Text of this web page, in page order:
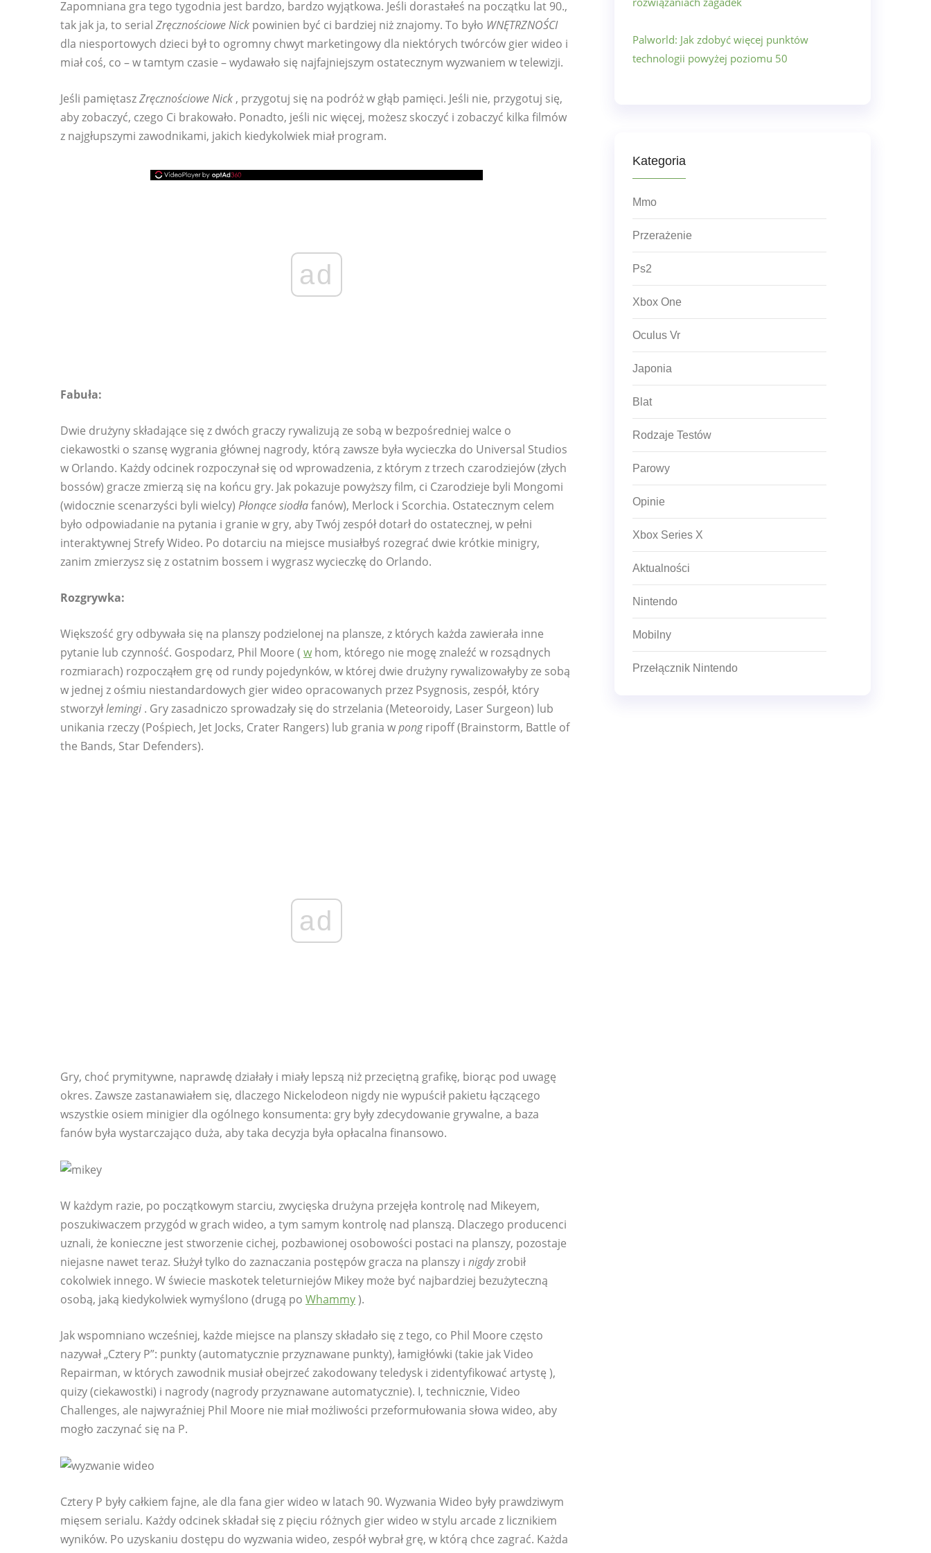
Zapomniana gra tego tygodnia jest bardzo, bardzo wyjątkowa. Jeśli dorastałeś na początku lat 90.,
tak jak ja, to serial Zręcznościowe Nick powinien być ci bardziej niż znajomy. To było WNĘTRZNOŚCI
dla niesportowych dzieci był to ogromny chwyt marketingowy dla niektórych twórców gier wideo i
miał coś, co – w tamtym czasie – wydawało się najfajniejszym ostatecznym wyzwaniem w telewizji.
Jeśli pamiętaszZręcznościowe Nick , przygotuj się na podróż w głąb pamięci. Jeśli nie, przygotuj się,
aby zobaczyć, czego Ci brakowało. Ponadto, jeśli nic więcej, możesz skoczyć i zobaczyć kilka filmów
z najgłupszymi zawodnikami, jakich kiedykolwiek miał program.
ad
Fabuła:
Dwie drużyny składające się z dwóch graczy rywalizują ze sobą w bezpośredniej walce o
ciekawostki o szansę wygrania głównej nagrody, którą zawsze była wycieczka do Universal Studios
w Orlando. Każdy odcinek rozpoczynał się od wprowadzenia, z którym z trzech czarodziejów (złych
bossów) gracze zmierzą się na końcu gry. Jak pokazuje powyższy film, ci Czarodzieje byli Mongomi
(widocznie scenarzyści byli wielcy) Płonące siodłafanów), Merlock i Scorchia. Ostatecznym celem
było odpowiadanie na pytania i granie w gry, aby Twój zespół dotarł do ostatecznej, w pełni
interaktywnej Strefy Wideo. Po dotarciu na miejsce musiałbyś rozegrać dwie krótkie minigry,
zanim zmierzysz się z ostatnim bossem i wygrasz wycieczkę do Orlando.
Rozgrywka:
Większość gry odbywała się na planszy podzielonej na plansze, z których każda zawierała inne
pytanie lub czynność. Gospodarz, Phil Moore ( whom, którego nie mogę znaleźć w rozsądnych
rozmiarach) rozpocząłem grę od rundy pojedynków, w której dwie drużyny rywalizowałyby ze sobą
w jednej z ośmiu niestandardowych gier wideo opracowanych przez Psygnosis, zespół, który
stworzyłlemingi . Gry zasadniczo sprowadzały się do strzelania (Meteoroidy, Laser Surgeon) lub
unikania rzeczy (Pośpiech, Jet Jocks, Crater Rangers) lub grania wpongripoff (Brainstorm, Battle of
the Bands, Star Defenders).
ad
Gry, choć prymitywne, naprawdę działały i miały lepszą niż przeciętną grafikę, biorąc pod uwagę
okres. Zawsze zastanawiałem się, dlaczego Nickelodeon nigdy nie wypuścił pakietu łączącego
wszystkie osiem minigier dla ogólnego konsumenta: gry były zdecydowanie grywalne, a baza
fanów była wystarczająco duża, aby taka decyzja była opłacalna finansowo.
W każdym razie, po początkowym starciu, zwycięska drużyna przejęła kontrolę nad Mikeyem,
poszukiwaczem przygód w grach wideo, a tym samym kontrolę nad planszą. Dlaczego producenci
uznali, że konieczne jest stworzenie cichej, pozbawionej osobowości postaci na planszy, pozostaje
niejasne nawet teraz. Służył tylko do zaznaczania postępów gracza na planszy i nigdyzrobił
cokolwiek innego. W świecie maskotek teleturniejów Mikey może być najbardziej bezużyteczną
osobą, jaką kiedykolwiek wymyślono (drugą po Whammy).
Jak wspomniano wcześniej, każde miejsce na planszy składało się z tego, co Phil Moore często
nazywał „Cztery P”: punkty (automatycznie przyznawane punkty), łamigłówki (takie jak Video
Repairman, w których zawodnik musiał obejrzeć zakodowany teledysk i zidentyfikować artystę ),
quizy (ciekawostki) i nagrody (nagrody przyznawane automatycznie). I, technicznie, Video
Challenges, ale najwyraźniej Phil Moore nie miał możliwości przeformułowania słowa wideo, aby
mogło zaczynać się na P.
Cztery P były całkiem fajne, ale dla fana gier wideo w latach 90. Wyzwania Wideo były prawdziwym
mięsem serialu. Każdy odcinek składał się z pięciu różnych gier wideo w stylu arcade z licznikiem
wyników. Po uzyskaniu dostępu do wyzwania wideo, zespół wybrał grę, w którą chce zagrać. Każda
Palworld: Jak zdobyć więcej punktów
technologii powyżej poziomu 50
Kategoria
Mmo
Przerażenie
Ps2
Xbox One
Oculus Vr
Japonia
Blat
Rodzaje Testów
Parowy
Opinie
Xbox Series X
Aktualności
Nintendo
Mobilny
Przełącznik Nintendo